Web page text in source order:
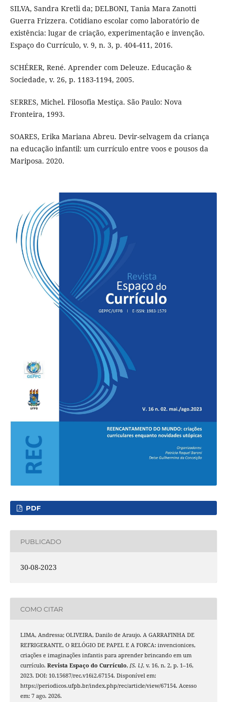
SILVA, Sandra Kretli da; DELBONI, Tania Mara Zanotti
Guerra Frizzera. Cotidiano escolar como laboratório de
existência: lugar de criação, experimentação e invenção.
Espaço do Currículo, v. 9, n. 3, p. 404-411, 2016.
SCHÉRER, René. Aprender com Deleuze. Educação &
Sociedade, v. 26, p. 1183-1194, 2005.
SERRES, Michel. Filosofia Mestiça. São Paulo: Nova
Fronteira, 1993.
SOARES, Erika Mariana Abreu. Devir-selvagem da criança
na educação infantil: um currículo entre voos e pousos da
Mariposa. 2020.
PDF
PUBLICADO
30-08-2023
COMO CITAR
LIMA, Andressa; OLIVEIRA, Danilo de Araujo. A GARRAFINHA DE
REFRIGERANTE, O RELÓGIO DE PAPEL E A FORCA: invencionices,
criações e imaginações infantis para aprender brincando em um
currículo. Revista Espaço do Currículo, [S. l.], v. 16, n. 2, p. 1–16,
2023. DOI: 10.15687/rec.v16i2.67154. Disponível em:
https://periodicos.ufpb.br/index.php/rec/article/view/67154. Acesso
em: 7 ago. 2026.